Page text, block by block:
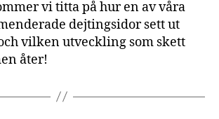
vi titta på hur en av våra
dejtingsidor sett ut
vilken utveckling som skett
åter!